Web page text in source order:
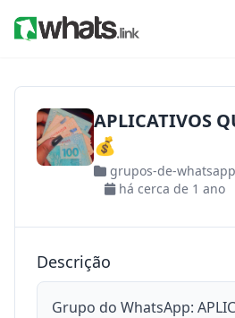
APLICATIVOS
💰
grupos-de-whatsapp
há cerca de 1 ano
Descrição
Grupo do WhatsApp: